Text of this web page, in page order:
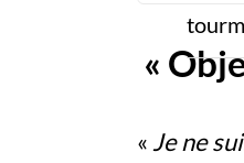
«
« Je ne